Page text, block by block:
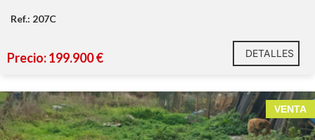
Ref.: 207C
Precio: 199.900 € DETALLES
VENTA